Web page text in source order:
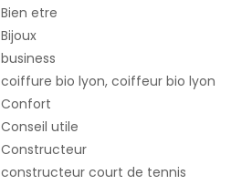
Bien etre
Bijoux
business
coiffure bio lyon, coiffeur bio lyon
Confort
Conseil utile
Constructeur
constructeur court de tennis